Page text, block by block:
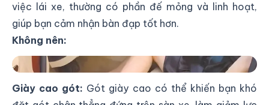
việc lái xe, thường có phần đế mỏng và linh hoạt,
giúp bạn cảm nhận bàn đạp tốt hơn.
Không nên:
Không nên Mang giày cao gót khi lái
Giày cao gót: Gót giày cao có thể khiến bạn khó